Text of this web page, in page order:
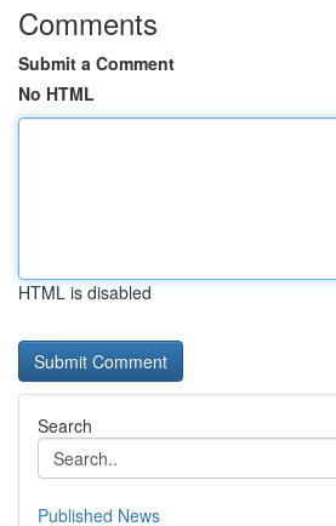
Comments
Submit a Comment
No HTML
HTML is disabled
Search
Published News